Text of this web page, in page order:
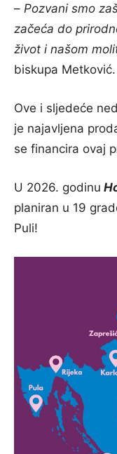
– Pozvani smo
začeća do
život i našom
biskupa Metković.
Ove i sljedeće
je najavljena
se financira ovaj
U 2026. godinu
planiran u 19
Puli!